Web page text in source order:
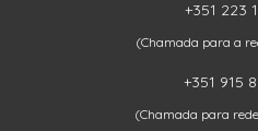
+351 223
(Chamada para a
+351 915
(Chamada para